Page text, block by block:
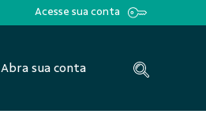
Acesse sua conta
Abra sua conta